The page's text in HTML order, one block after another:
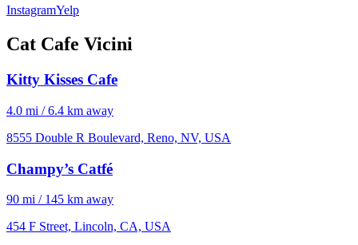
InstagramYelp
Cat Cafe Vicini
Kitty Kisses Cafe
4.0 mi / 6.4 km away
8555 Double R Boulevard, Reno, NV, USA
Champy’s Catfé
90 mi / 145 km away
454 F Street, Lincoln, CA, USA